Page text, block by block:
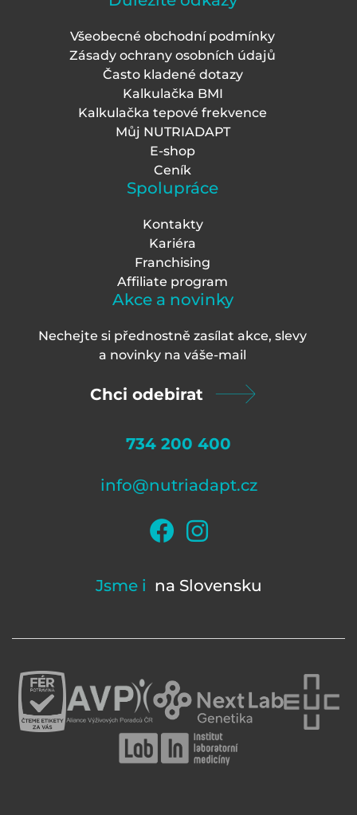
Všeobecné obchodní podmínky
Zásady ochrany osobních údajů
Často kladené dotazy
Kalkulačka BMI
Kalkulačka tepové frekvence
Můj NUTRIADAPT
E-shop
Ceník
Spolupráce
Kontakty
Kariéra
Franchising
Affiliate program
Akce a novinky
Nechejte si přednostně zasílat akce, slevy
a novinky na váše-mail
Chci odebirat
734 200 400
info@nutriadapt.cz
Jsme i na Slovensku